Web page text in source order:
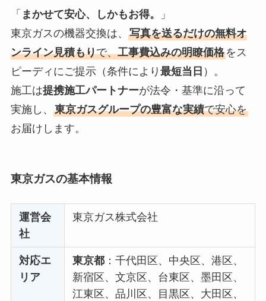
「 まかせて安心、しかもお得。
」
東京ガスの機器交換は、 写真を送るだけの無料オ
ンライン見積もりで、工事費込みの明瞭価格をス
ピーディにご提示（条件により 最短当日 ）。
施工は提携施工パートナーが法令・基準に沿って
実施し、 東京ガスグループの豊富な実績で安心を
お届けします。
東京ガスの基本情報
運営会
社
東京ガス株式会社
対応エ
リア
東京都 ：千代田区、中央区、港区、
新宿区、文京区、台東区、墨田区、
江東区、品川区、目黒区、大田区、